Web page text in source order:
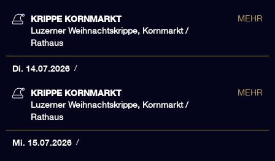
KRIPPE KORNMARKT
Luzerner Weihnachtskrippe, Kornmarkt /
Rathaus
MEHR
Di. 14.07.2026
KRIPPE KORNMARKT
Luzerner Weihnachtskrippe, Kornmarkt /
Rathaus
MEHR
Mi. 15.07.2026